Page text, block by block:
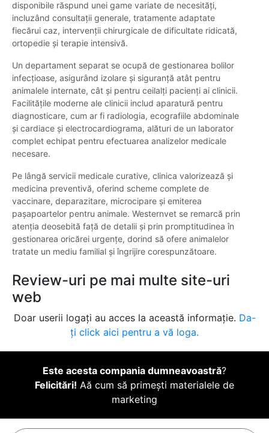
disponibile răspund unei game variate de necesități,
incluzând consultații generale, tratamente adaptate
fiecărui caz, intervenții chirurgicale de dificultate ridicată,
ortopedie și terapie intensivă.
Un departament separat se ocupă de gestionarea bolilor
infecțioase, asigurând izolare și siguranță atât pentru
animalele internate, cât și pentru ceilalți pacienți ai clinicii.
Facilitățile moderne ale clinicii includ aparatură pentru
diagnosticare, cum ar fi radiologia, ecografiile abdominale
și cardiace și electrocardiograma, alături de un laborator
complet echipat pentru efectuarea analizelor medicale
necesare.
Pe lângă servicii medicale curative, clinica valorizează și
medicina preventivă, oferind scheme complete de
vaccinare, deparazitare, microcipare și emiterea
pașapoartelor pentru animale. Westernvet se remarcă prin
atenția deosebită față de detalii și prin promptitudinea în
gestionarea oricărei urgențe, dorind să ofere animalelor
tratate un mediu familial și îngrijire corespunzătoare.
Review-uri pe mai multe site-uri
web
Doar userii logați au acces la această informație. Da-
ți click aici pentru a vă loga.
Este acesta compania dumneavoastră?
Felicitări! Aă cum să primești materialele de
marketing